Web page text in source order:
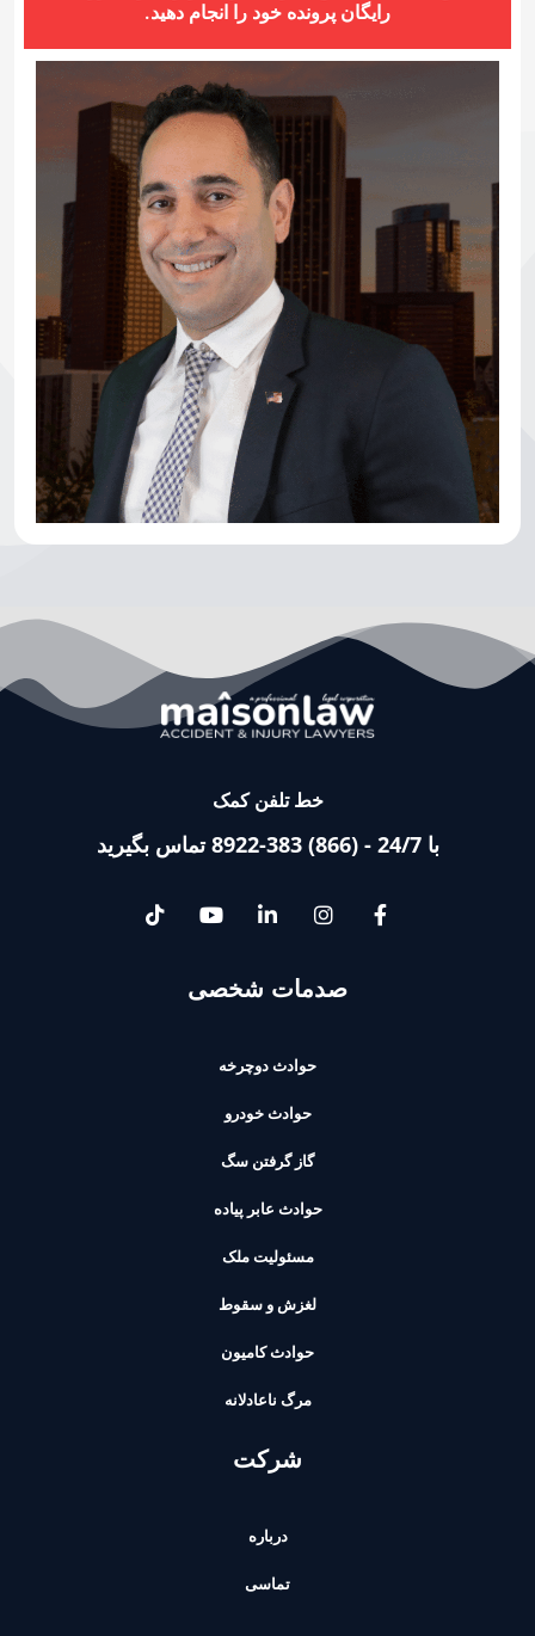
رایگان پرونده خود را انجام دهید.
خط تلفن کمک
با 24/7 - (866) 383-8922 تماس بگیرید
صدمات شخصی
حوادث دوچرخه
حوادث خودرو
گاز گرفتن سگ
حوادث عابر پیاده
مسئولیت ملک
لغزش و سقوط
حوادث کامیون
مرگ ناعادلانه
شرکت
درباره
تماسی